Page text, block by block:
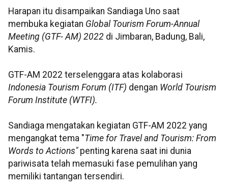
Harapan itu disampaikan Sandiaga Uno saat
membuka kegiatan Global Tourism Forum-Annual
Meeting (GTF- AM) 2022 di Jimbaran, Badung, Bali,
Kamis.
GTF-AM 2022 terselenggara atas kolaborasi
Indonesia Tourism Forum (ITF) dengan World Tourism
Forum Institute (WTFI).
Sandiaga mengatakan kegiatan GTF-AM 2022 yang
mengangkat tema "Time for Travel and Tourism: From
Words to Actions" penting karena saat ini dunia
pariwisata telah memasuki fase pemulihan yang
memiliki tantangan tersendiri.